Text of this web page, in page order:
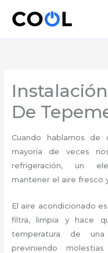
De
Cuando hablamos
mayoría de veces
refrigeración, un
mantener el aire fresco
El aire acondicionado
filtra, limpia y hace
temperatura de
previniendo